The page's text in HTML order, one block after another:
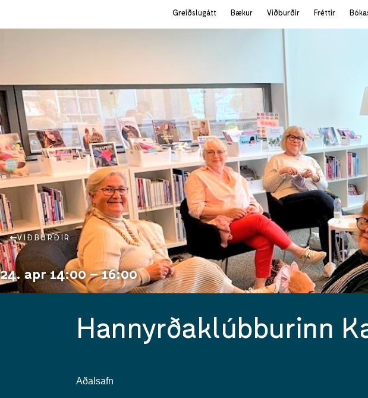
Greiðslugátt Bækur Viðburðir Fréttir
VIÐBURÐIR
24. apr 14:00 – 16:00
Hannyrðaklúbburinn
Aðalsafn